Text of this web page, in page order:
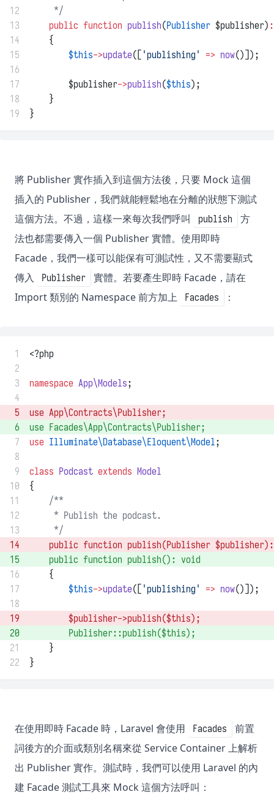
12
     */
13
public function publish(Publisher $publisher) :
14
    {
15
$this->update([ 'publishing' => now()]);
16
17
        $publisher
->publish($this);
18
    }
19
}
將 Publisher 實作插入到這個方法後，只要 Mock 這個
插入的 Publisher，我們就能輕鬆地在分離的狀態下測試
這個方法。不過，這樣一來每次我們呼叫
publish
方
法也都需要傳入一個 Publisher 實體。使用即時
Facade，我們一樣可以能保有可測試性，又不需要顯式
傳入
Publisher
實體。若要產生即時 Facade，請在
Import 類別的 Namespace 前方加上
Facades ：
1
<?php
2
3
namespace App\Models;
4
5
use App\Contracts\Publisher;
6
use Facades\App\Contracts\Publisher;
7
use Illuminate\Database\Eloquent\Model;
8
9
class Podcast extends Model
10
{
11
/**
12
     * Publish the podcast.
13
     */
14
public function publish(Publisher $publisher) :
15
public function publish() : void
16
    {
17
$this->update([ 'publishing' => now()]);
18
19
        $publisher
->publish($this);
20
Publisher::publish($this);
21
    }
22
}
在使用即時 Facade 時，Laravel 會使用 Facades
前置
詞後方的介面或類別名稱來從 Service Container 上解析
出 Publisher 實作。測試時，我們可以使用 Laravel 的內
建 Facade 測試工具來 Mock 這個方法呼叫：